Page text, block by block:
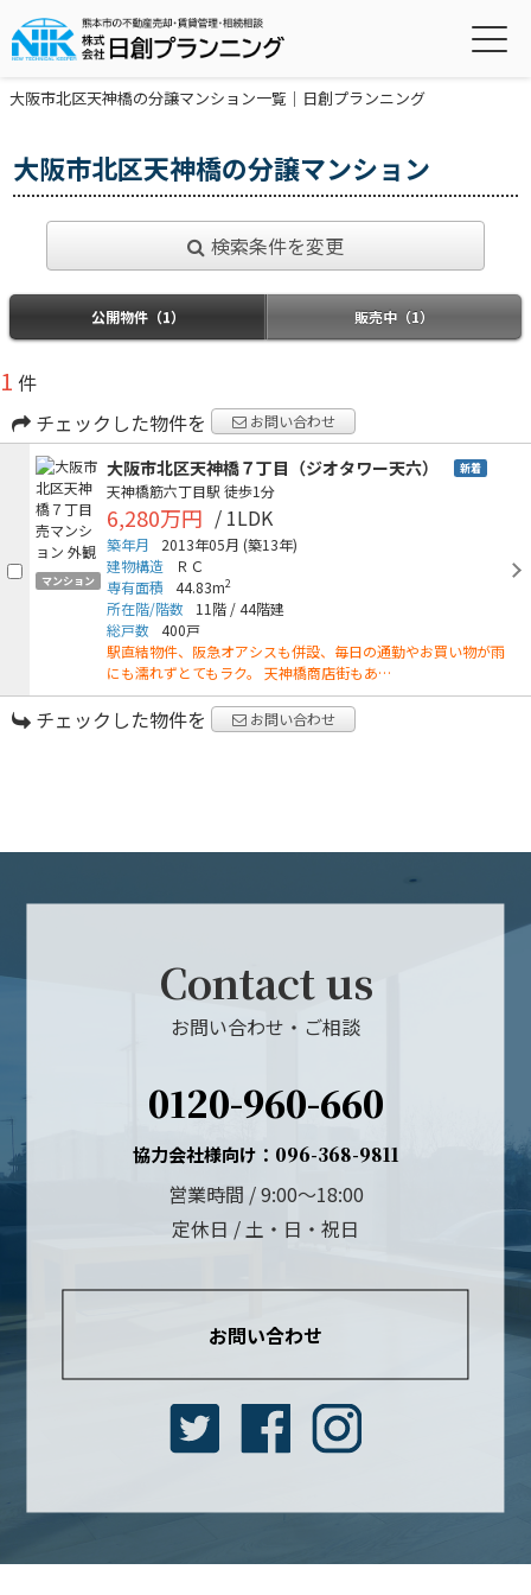
大阪市北区天神橋の分譲マンション一覧｜日創プランニング
大阪市北区天神橋の分譲マンション
検索条件を変更
公開物件（1） 販売中（1）
1 件
チェックした物件を
お問い合わせ
マンション
大阪市北区天神橋７丁目（ジオタワー天六） 新着
天神橋筋六丁目駅 徒歩1分
6,280万円 / 1LDK
築年月 2013年05月 (築13年)
建物構造
ＲＣ
専有面積
44.83m2
所在階/階数 11階 /44階建
総戸数 400戸
駅直結物件、阪急オアシスも併設、毎日の通勤やお買い物が雨
にも濡れずとてもラク。 天神橋商店街もあ…
チェックした物件を お問い合わせ
Contact us
お問い合わせ・ご相談
0120-960-660
協力会社様向け： 096-368-9811
営業時間 / 9:00～18:00
定休日 / 土・日・祝日
お問い合わせ